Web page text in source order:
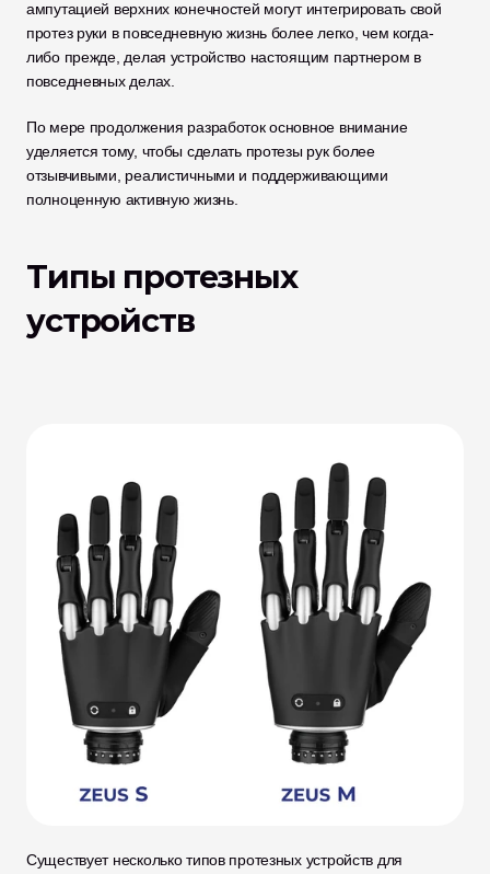
ампутацией верхних конечностей могут интегрировать свой
протез руки в повседневную жизнь более легко, чем когда-
либо прежде, делая устройство настоящим партнером в
повседневных делах.
По мере продолжения разработок основное внимание
уделяется тому, чтобы сделать протезы рук более
отзывчивыми, реалистичными и поддерживающими
полноценную активную жизнь.
Типы протезных
устройств
Существует несколько типов протезных устройств для